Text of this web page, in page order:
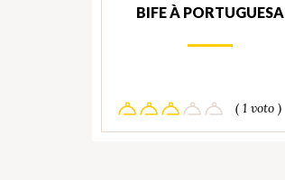
BIFE À PORTUGUESA
( 1 voto )